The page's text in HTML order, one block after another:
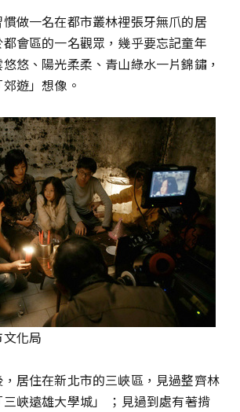
做一名在都市叢林裡張牙無爪的居
會區的一名觀眾，幾乎要忘記童年
悠、陽光柔柔、青山綠水一片錦鏽，
遊」想像。
化局
居住在新北市的三峽區，見過整齊林
峽遠雄大學城」 ；見過到處有著揹